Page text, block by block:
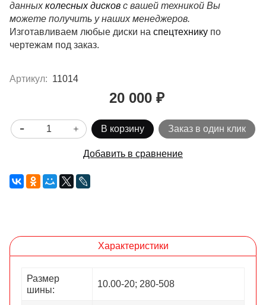
данныхколесных дисков с вашей техникой Вы
можете получить у наших менеджеров.
Изготавливаем любые диски на спецтехнику по
чертежам под заказ.
Артикул: 11014
20 000 ₽
В корзину Заказ в один клик
Добавить в сравнение
Характеристики
Размер
шины:
10.00-20; 280-508